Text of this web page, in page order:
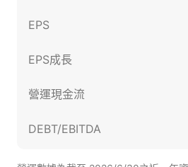
EPS
EPS成長
營運現金流
DEBT/EBITDA